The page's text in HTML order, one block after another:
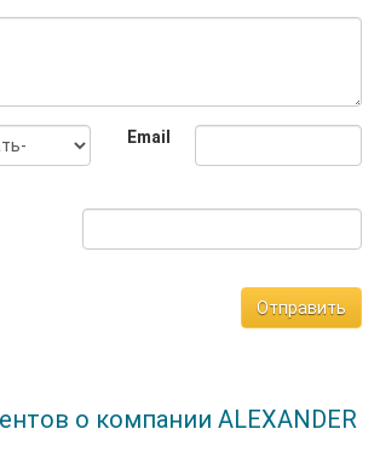
Email
Отправить
о компании ALEXANDER